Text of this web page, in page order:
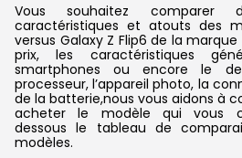
Vous souhaitez
caractéristiques et atouts des
versus Galaxy Z Flip6 de la marque
prix, les caractéristiques
smartphones ou encore le
processeur, l’appareil photo, la
de la batterie,nous vous aidons à
acheter le modèle qui vous
dessous le tableau de
modèles.